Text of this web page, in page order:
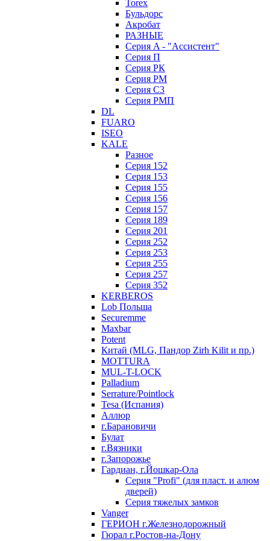
Torex
Бульдорс
Акробат
РАЗНЫЕ
Серия A - "Ассистент"
Серия П
Серия РК
Серия РМ
Серия С3
Серия РМП
DL
FUARO
ISEO
KALE
Разное
Серия 152
Серия 153
Серия 155
Серия 156
Серия 157
Серия 189
Серия 201
Серия 252
Серия 253
Серия 255
Серия 257
Серия 352
KERBEROS
Lob Польша
Securemme
Maxbar
Potent
Китай (MLG, Пандор Zirh Kilit и пр.)
MOTTURA
MUL-T-LOCK
Palladium
Serrature/Pointlock
Tesa (Испания)
Аллюр
г.Барановичи
Булат
г.Вязники
г.Запорожье
Гардиан, г.Йошкар-Ола
Серия "Profi" (для пласт. и алюм
дверей)
Серия тяжелых замков
Vanger
ГЕРИОН г.Железнодорожный
Гюрал г.Ростов-на-Дону